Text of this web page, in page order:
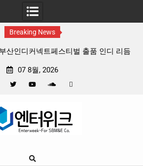
Breaking News
메이션 ‘고스트밴드’ 8월 26일(수) 개봉
07 8월, 2026
Google